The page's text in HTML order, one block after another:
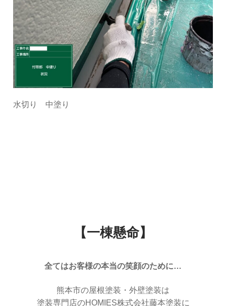
水切り 中塗り
【一棟懸命】
全てはお客様の本当の笑顔のために…
熊本市の屋根塗装・外壁塗装は
塗装専門店のHOMIES株式会社藤本塗装に